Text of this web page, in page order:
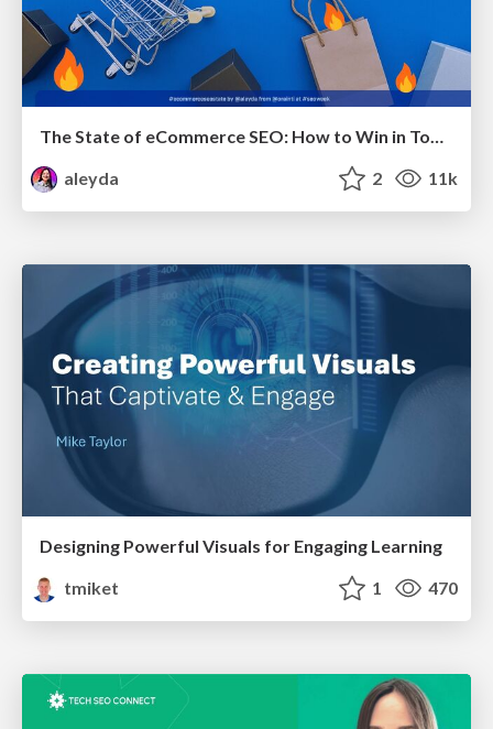
The State of eCommerce SEO: How to Win in Today's Products SERPs - #SEOweek
aleyda
2 11k
Designing Powerful Visuals for Engaging Learning
tmiket
1 470